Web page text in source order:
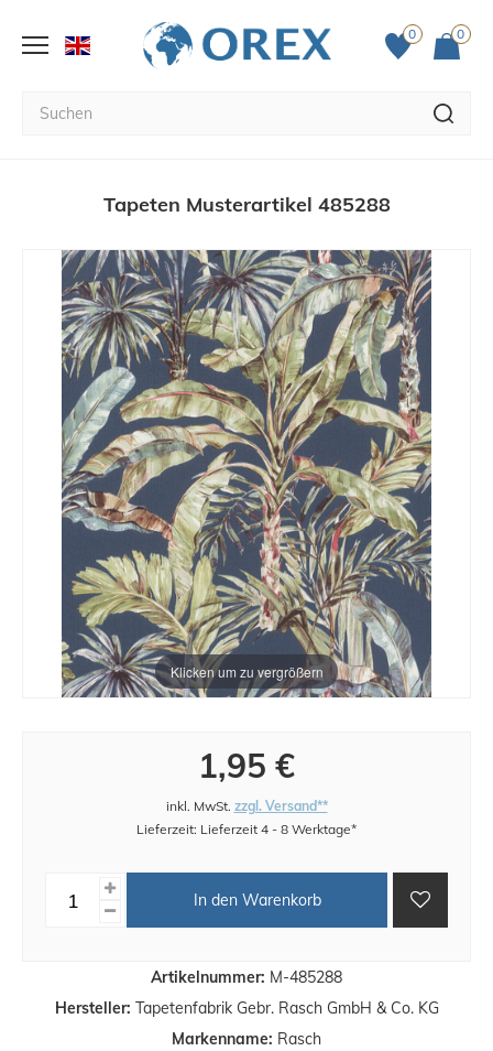
0 0
Tapeten Musterartikel 485288
Klicken um zu vergrößern
Artikelnummer: M-485288
Hersteller: Tapetenfabrik Gebr. Rasch GmbH & Co. KG
Markenname: Rasch
1,95 €
inkl. MwSt. zzgl. Versand**
Lieferzeit: Lieferzeit 4 - 8 Werktage*
In den Warenkorb